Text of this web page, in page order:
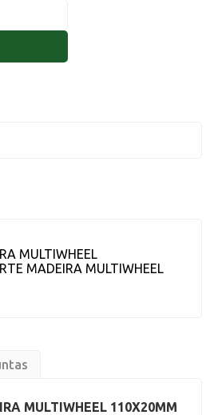
MULTIWHEEL
MADEIRA MULTIWHEEL
MULTIWHEEL 110X20MM